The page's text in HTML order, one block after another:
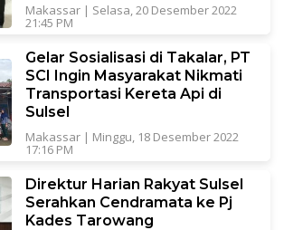
Makassar| Selasa, 20 Desember 2022
21:45 PM
Gelar Sosialisasi di Takalar, PT
SCI Ingin Masyarakat Nikmati
Transportasi Kereta Api di
Sulsel
Makassar| Minggu, 18 Desember 2022
17:16 PM
Direktur Harian Rakyat Sulsel
Serahkan Cendramata ke Pj
Kades Tarowang